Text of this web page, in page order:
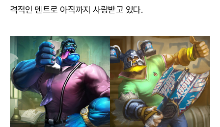
격적인 멘트로 아직까지 사랑받고 있다.